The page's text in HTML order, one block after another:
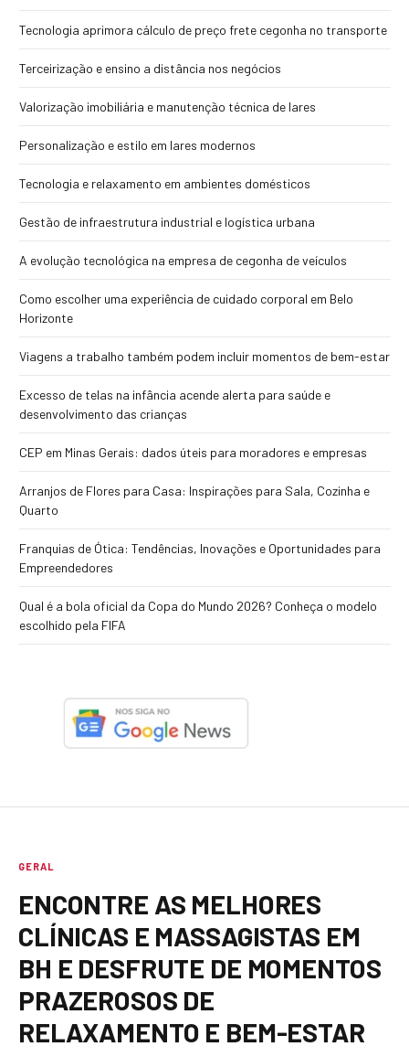
Tecnologia aprimora cálculo de preço frete cegonha no transporte
Terceirização e ensino a distância nos negócios
Valorização imobiliária e manutenção técnica de lares
Personalização e estilo em lares modernos
Tecnologia e relaxamento em ambientes domésticos
Gestão de infraestrutura industrial e logística urbana
A evolução tecnológica na empresa de cegonha de veículos
Como escolher uma experiência de cuidado corporal em Belo
Horizonte
Viagens a trabalho também podem incluir momentos de bem-estar
Excesso de telas na infância acende alerta para saúde e
desenvolvimento das crianças
CEP em Minas Gerais: dados úteis para moradores e empresas
Arranjos de Flores para Casa: Inspirações para Sala, Cozinha e
Quarto
Franquias de Ótica: Tendências, Inovações e Oportunidades para
Empreendedores
Qual é a bola oficial da Copa do Mundo 2026? Conheça o modelo
escolhido pela FIFA
GERAL
ENCONTRE AS MELHORES
CLÍNICAS E MASSAGISTAS EM
BH E DESFRUTE DE MOMENTOS
PRAZEROSOS DE
RELAXAMENTO E BEM-ESTAR